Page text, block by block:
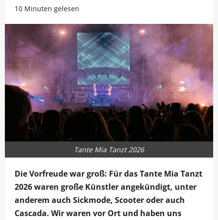
10 Minuten gelesen
Tante Mia Tanzt 2026
Die Vorfreude war groß: Für das Tante Mia Tanzt
2026 waren große Künstler angekündigt, unter
anderem auch Sickmode, Scooter oder auch
Cascada. Wir waren vor Ort und haben uns